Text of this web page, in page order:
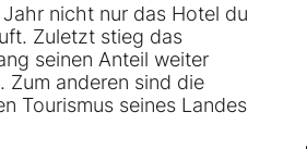
nicht nur das Hotel du
Zuletzt stieg das
seinen Anteil weiter
Zum anderen sind die
Tourismus seines Landes